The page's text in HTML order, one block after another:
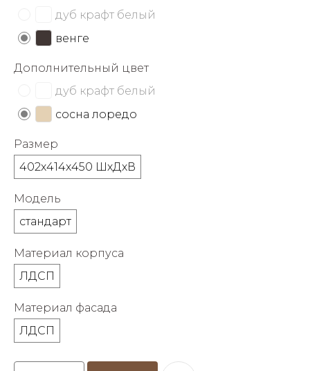
дуб крафт белый
венге
Дополнительный цвет
дуб крафт белый
сосна лоредо
Размер
402х414х450 ШхДхВ
Модель
стандарт
Материал корпуса
ЛДСП
Материал фасада
ЛДСП
об оплате Плайтом
недели
Остались вопросы?
8 800 302-02-51
plait.ru